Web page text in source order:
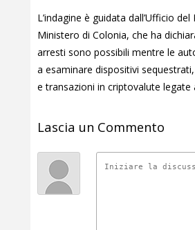
L’indagine è guidata dall’Ufficio del
Ministero di Colonia, che ha
arresti sono possibili mentre le
a esaminare dispositivi
e transazioni in criptovalute legate
Lascia un Commento